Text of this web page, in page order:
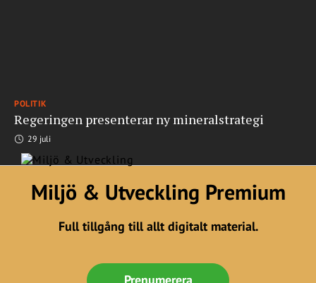
POLITIK
Regeringen presenterar ny mineralstrategi
29 juli
Miljö & Utveckling Premium
Full tillgång till allt digitalt material.